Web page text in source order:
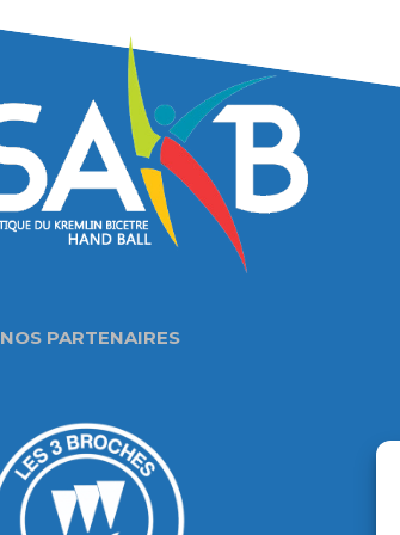
NOS PARTENAIRES